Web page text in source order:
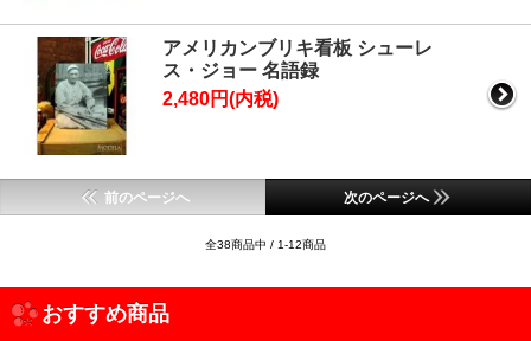
アメリカンブリキ看板 シューレ
ス・ジョー 名語録
2,480円(内税)
前のページへ 次のページへ
全38商品中 / 1-12商品
おすすめ商品